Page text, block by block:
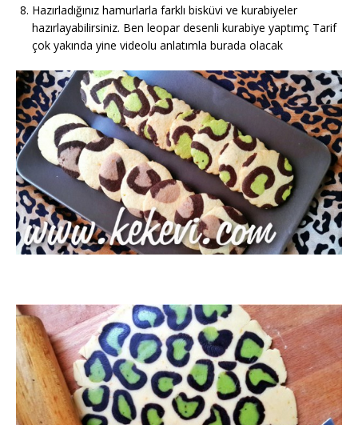
Hazırladığınız hamurlarla farklı bisküvi ve kurabiyeler
hazırlayabilirsiniz. Ben leopar desenli kurabiye yaptımç Tarif
çok yakında yine videolu anlatımla burada olacak